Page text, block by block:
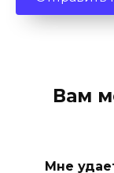
Вам
Мне